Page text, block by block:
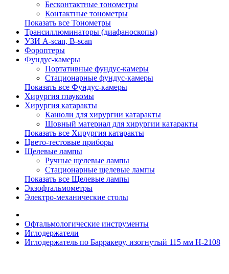
Бесконтактные тонометры
Контактные тонометры
Показать все Тонометры
Трансиллюминаторы (диафаноскопы)
УЗИ A-scan, B-scan
Фороптеры
Фундус-камеры
Портативные фундус-камеры
Стационарные фундус-камеры
Показать все Фундус-камеры
Хирургия глаукомы
Хирургия катаракты
Канюли для хирургии катаракты
Шовный материал для хирургии катаракты
Показать все Хирургия катаракты
Цвето-тестовые приборы
Щелевые лампы
Ручные щелевые лампы
Стационарные щелевые лампы
Показать все Щелевые лампы
Экзофтальмометры
Электро-механические столы
Офтальмологические инструменты
Иглодержатели
Иглодержатель по Барракеру, изогнутый 115 мм H-2108